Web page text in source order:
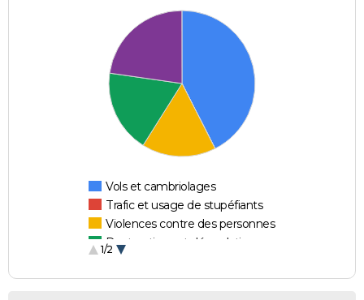
Vols et cambriolages
Trafic et usage de stupéfiants
Violences contre des personnes
Destructions et dégradations
1/2